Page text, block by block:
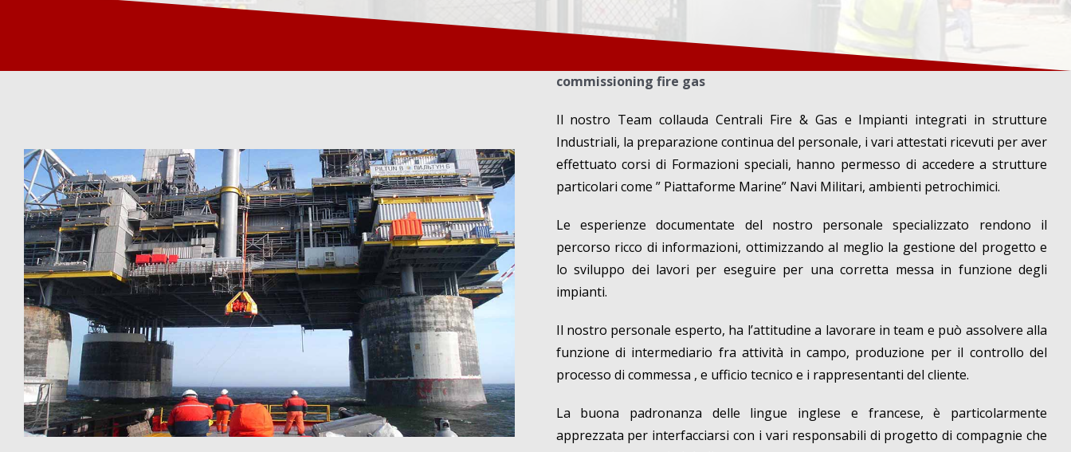
commissioning fire gas
Il nostro Team collauda Centrali Fire & Gas e Impianti integrati in strutture
Industriali, la preparazione continua del personale, i vari attestati ricevuti per aver
effettuato corsi di Formazioni speciali, hanno permesso di accedere a strutture
particolari come ” Piattaforme Marine” Navi Militari, ambienti petrochimici.
Le esperienze documentate del nostro personale specializzato rendono il
percorso ricco di informazioni, ottimizzando al meglio la gestione del progetto e
lo sviluppo dei lavori per eseguire per una corretta messa in funzione degli
impianti.
Il nostro personale esperto, ha l’attitudine a lavorare in team e può assolvere alla
funzione di intermediario fra attività in campo, produzione per il controllo del
processo di commessa , e ufficio tecnico e i rappresentanti del cliente.
La buona padronanza delle lingue inglese e francese, è particolarmente
apprezzata per interfacciarsi con i vari responsabili di progetto di compagnie che